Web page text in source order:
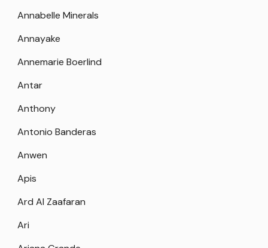
Annabelle Minerals
Annayake
Annemarie Boerlind
Antar
Anthony
Antonio Banderas
Anwen
Apis
Ard Al Zaafaran
Ari